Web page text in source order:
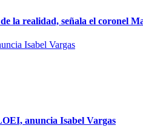
la realidad, señala el coronel
anuncia Isabel Vargas